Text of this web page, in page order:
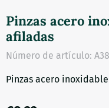
Pinzas acero
afiladas
Número de artículo:
Pinzas acero